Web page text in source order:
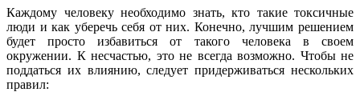
Каждому человеку необходимо знать, кто такие токсичные
люди и как уберечь себя от них. Конечно, лучшим решением
будет просто избавиться от такого человека в своем
окружении. К несчастью, это не всегда возможно. Чтобы не
поддаться их влиянию, следует придерживаться нескольких
правил: